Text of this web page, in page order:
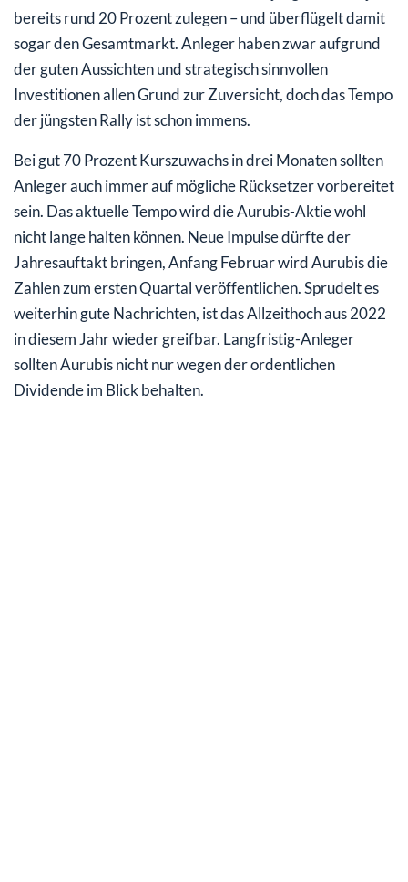
bereits rund 20 Prozent zulegen – und überflügelt damit
sogar den Gesamtmarkt. Anleger haben zwar aufgrund
der guten Aussichten und strategisch sinnvollen
Investitionen allen Grund zur Zuversicht, doch das Tempo
der jüngsten Rally ist schon immens.
Bei gut 70 Prozent Kurszuwachs in drei Monaten sollten
Anleger auch immer auf mögliche Rücksetzer vorbereitet
sein. Das aktuelle Tempo wird die Aurubis-Aktie wohl
nicht lange halten können. Neue Impulse dürfte der
Jahresauftakt bringen, Anfang Februar wird Aurubis die
Zahlen zum ersten Quartal veröffentlichen. Sprudelt es
weiterhin gute Nachrichten, ist das Allzeithoch aus 2022
in diesem Jahr wieder greifbar. Langfristig-Anleger
sollten Aurubis nicht nur wegen der ordentlichen
Dividende im Blick behalten.